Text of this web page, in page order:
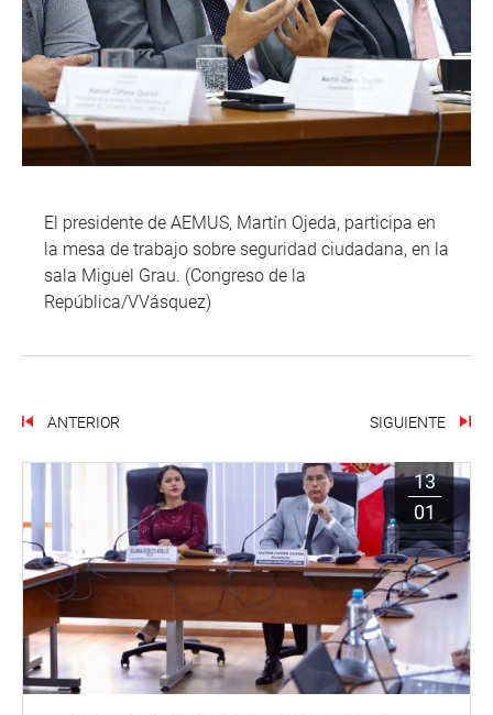
El presidente de AEMUS, Martín Ojeda, participa en
la mesa de trabajo sobre seguridad ciudadana, en la
sala Miguel Grau. (Congreso de la
República/VVásquez)
ANTERIOR SIGUIENTE
13
01